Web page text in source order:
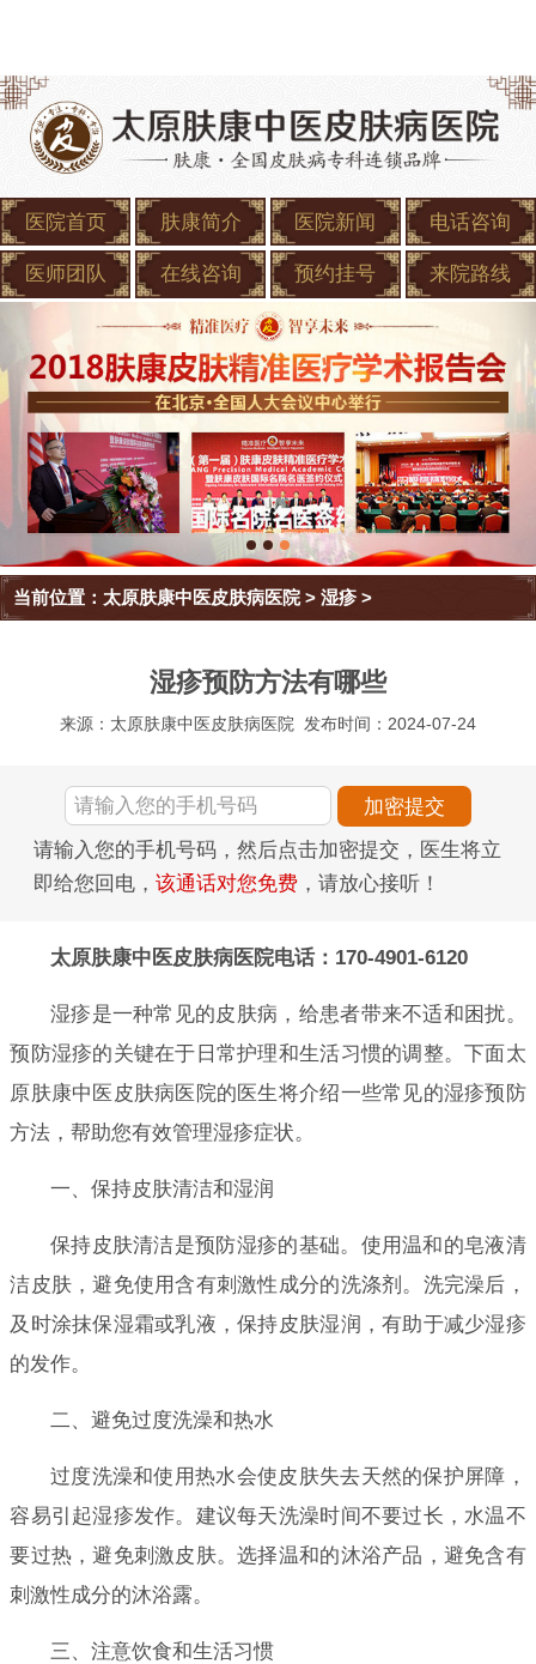
医院首页 肤康简介 医院新闻 电话咨询
医师团队 在线咨询 预约挂号 来院路线
当前位置： 太原肤康中医皮肤病医院>湿疹 >
湿疹预防方法有哪些
来源：太原肤康中医皮肤病医院 发布时间：2024-07-24
请输入您的手机号码，然后点击加密提交，医生将立
即给您回电， 该通话对您免费 ，请放心接听！
太原肤康中医皮肤病医院电话：170-4901-6120
湿疹是一种常见的皮肤病，给患者带来不适和困扰。
预防湿疹的关键在于日常护理和生活习惯的调整。下面太
原肤康中医皮肤病医院的医生将介绍一些常见的湿疹预防
方法，帮助您有效管理湿疹症状。
一、保持皮肤清洁和湿润
保持皮肤清洁是预防湿疹的基础。使用温和的皂液清
洁皮肤，避免使用含有刺激性成分的洗涤剂。洗完澡后，
及时涂抹保湿霜或乳液，保持皮肤湿润，有助于减少湿疹
的发作。
二、避免过度洗澡和热水
过度洗澡和使用热水会使皮肤失去天然的保护屏障，
容易引起湿疹发作。建议每天洗澡时间不要过长，水温不
要过热，避免刺激皮肤。选择温和的沐浴产品，避免含有
刺激性成分的沐浴露。
三、注意饮食和生活习惯